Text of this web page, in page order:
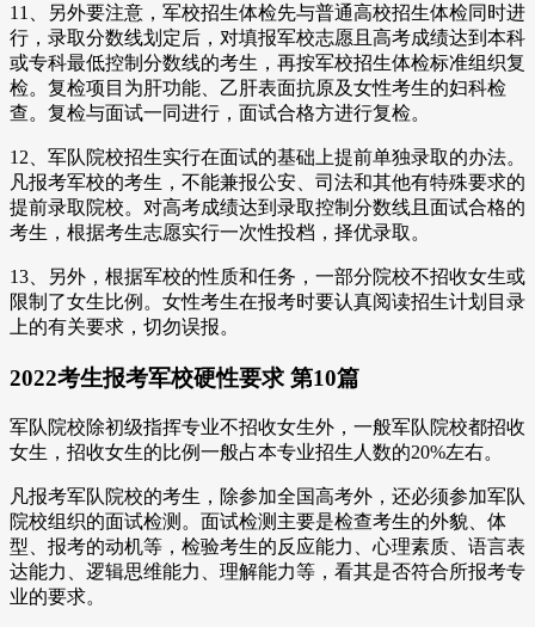
11、另外要注意，军校招生体检先与普通高校招生体检同时进
行，录取分数线划定后，对填报军校志愿且高考成绩达到本科
或专科最低控制分数线的考生，再按军校招生体检标准组织复
检。复检项目为肝功能、乙肝表面抗原及女性考生的妇科检
查。复检与面试一同进行，面试合格方进行复检。
12、军队院校招生实行在面试的基础上提前单独录取的办法。
凡报考军校的考生，不能兼报公安、司法和其他有特殊要求的
提前录取院校。对高考成绩达到录取控制分数线且面试合格的
考生，根据考生志愿实行一次性投档，择优录取。
13、另外，根据军校的性质和任务，一部分院校不招收女生或
限制了女生比例。女性考生在报考时要认真阅读招生计划目录
上的有关要求，切勿误报。
2022考生报考军校硬性要求 第10篇
军队院校除初级指挥专业不招收女生外，一般军队院校都招收
女生，招收女生的比例一般占本专业招生人数的20%左右。
凡报考军队院校的考生，除参加全国高考外，还必须参加军队
院校组织的面试检测。面试检测主要是检查考生的外貌、体
型、报考的动机等，检验考生的反应能力、心理素质、语言表
达能力、逻辑思维能力、理解能力等，看其是否符合所报考专
业的要求。